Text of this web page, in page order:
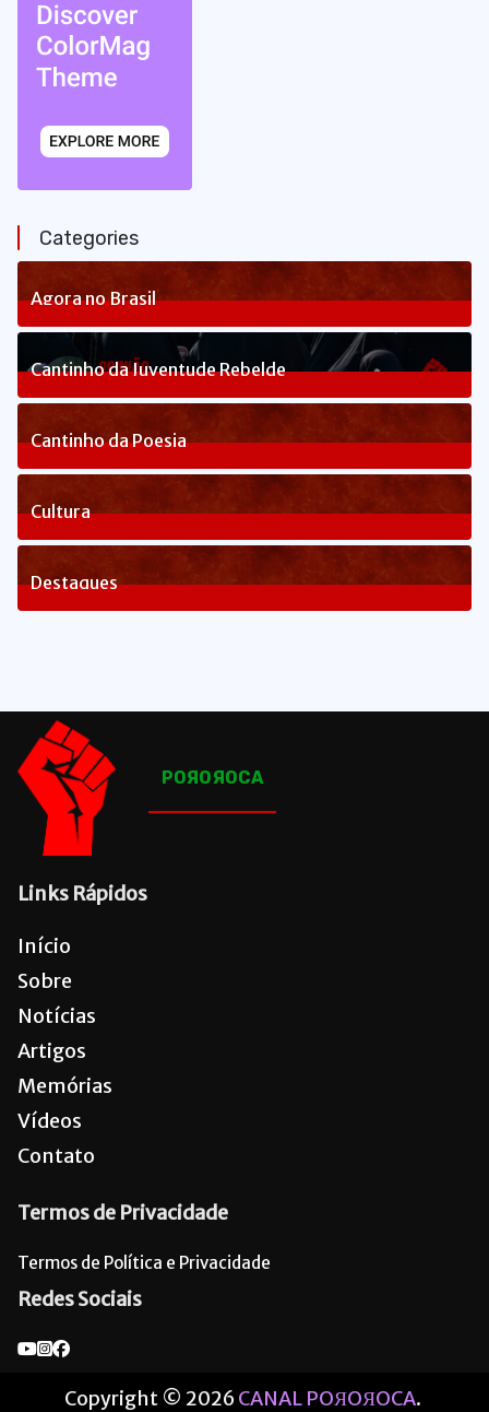
Categories
Agora no Brasil
236Posts
Cantinho da Juventude Rebelde
3Posts
Cantinho da Poesia
1Posts
Cultura
82Posts
Destaques
POЯOЯOCA
Links Rápidos
Início
Sobre
Notícias
Artigos
Memórias
Vídeos
Contato
Termos de Privacidade
Termos de Política e Privacidade
Redes Sociais
Copyright © 2026 CANAL POЯOЯOCA.